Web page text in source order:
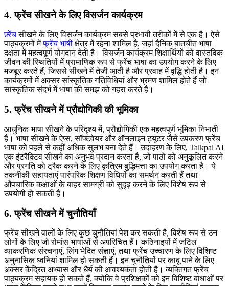
4. फ्रेंच सीखने के लिए विसर्जन कार्यक्रम
फ़्रेंचसीखने के लिए विसर्जन कार्यक्रम सबसे प्रभावी तरीकों में से एक है। ऐसे
पाठ्यक्रमों मेंफ्रेंच भाषी क्षेत्र में रहना शामिल है, जहां दैनिक बातचीत भाषा
दक्षता में महत्वपूर्ण योगदान देती है। विसर्जन कार्यक्रम शिक्षार्थियों को वास्तविक
जीवन की स्थितियों में प्रामाणिक रूप से फ्रेंच भाषा का उपयोग करने के लिए
मजबूर करते हैं, जिससे सीखने में तेजी आती है और प्रवाह में वृद्धि होती है। इन
कार्यक्रमों में अक्सर सांस्कृतिक गतिविधियां और भ्रमण शामिल होते हैं जो
सांस्कृतिक संदर्भ में भाषा की समझ को गहरा करते हैं।
5. फ्रेंच सीखने में प्रौद्योगिकी की भूमिका
आधुनिक भाषा सीखने के परिदृश्य में, प्रौद्योगिकी एक महत्वपूर्ण भूमिका निभाती
है। भाषा सीखने के ऐप्स, सॉफ्टवेयर और ऑनलाइन ट्यूटर जैसे उपकरण फ्रेंच
भाषा को पहले से कहीं अधिक सुलभ बना देते हैं। उदाहरण के लिए, Talkpal AI
एक इंटरैक्टिव सीखने का अनुभव प्रदान करता है, जो पाठों को अनुकूलित करने
और प्रगति को ट्रैक करने के लिए कृत्रिम बुद्धिमत्ता का उपयोग करता है। ये
तकनीकी सहायताएं पारंपरिक शिक्षण विधियों का समर्थन करती हैं तथा
औपचारिक कक्षाओं के बाहर सामग्री को सुदृढ़ करने के लिए विशेष रूप से
उपयोगी हो सकती हैं।
6. फ्रेंच सीखने में चुनौतियाँ
फ्रेंच सीखने वालों के लिए कुछ चुनौतियां पेश कर सकती है, विशेष रूप से उन
लोगों के लिए जो रोमांस भाषाओं से अपरिचित हैं। कठिनाइयों में जटिल
व्याकरणिक संरचनाएं, लिंग भेदित संज्ञाएं, तथा फ्रेंच उच्चारण के लिए विशिष्ट
अनुनासिक ध्वनियां शामिल हो सकती हैं। इन चुनौतियों पर काबू पाने के लिए
अक्सर केंद्रित अभ्यास और धैर्य की आवश्यकता होती है। व्यक्तिगत फ्रेंच
पाठ्यक्रम सहायक हो सकते हैं, क्योंकि वे प्रशिक्षकों को इन विशिष्ट बाधाओं पर